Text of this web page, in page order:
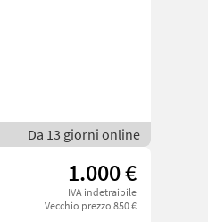
Da 13 giorni online
1.000 €
IVA indetraibile
Vecchio prezzo 850 €